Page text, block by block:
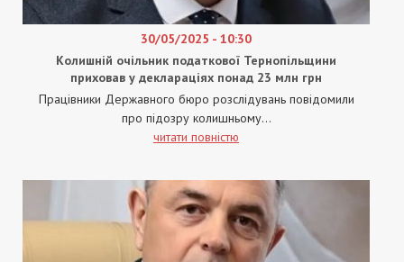
30/05/2025 - 10:30
Колишній очільник податкової Тернопільщини
приховав у деклараціях понад 23 млн грн
Працівники Державного бюро розслідувань повідомили
про підозру колишньому...
читати повністю